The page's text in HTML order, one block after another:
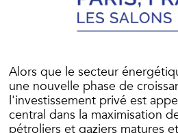
Alors que le secteur
une nouvelle phase de
l'investissement privé est
central dans la maximisation
pétroliers et gaziers matures